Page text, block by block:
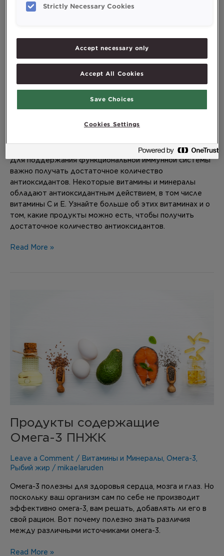
Витамины-антиоксиданты Е и
С – поддержка иммунной
системы.
Для поддержания функциональной иммунной системы
важно получать достаточное количество
антиоксидантов. Некоторые витамины и минералы
обладают антиоксидантным действием, в том числе
витамины С и Е. Узнайте больше об этих витаминах и о
том, какие продукты можно есть, чтобы получить
достаточное количество антиоксидантов.
Read More »
Продукты содержащие
Омега-3 ПНЖК
Leave a Comment / Витамины и Минералы, Омега-3,
Рыбий жир / mikaelaruden
Омега-3 полезны для здоровья сердца, мозга и глаз. Но
поскольку ваш организм сам по себе не производит
эффективно омега-3, вам решать, добавлять ли его в
свой рацион. Вот почему полезно знать различия
между различными источниками омега-3.
Read More »
Strictly Necessary Cookies
Accept necessary only
Accept All Cookies
Save Choices
Cookies Settings